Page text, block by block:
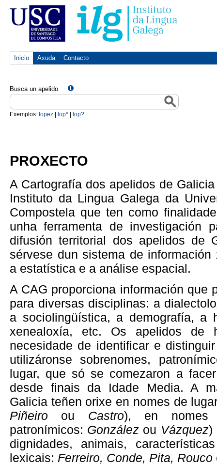
Inicio Axuda Contacto
Busca un apelido
Exemplos: lopez lop* lop?
PROXECTO
A Cartografía dos apelidos de
Instituto da Lingua Galega da
Compostela que ten como
unha ferramenta de investigación
difusión territorial dos apelidos de
sérvese dun sistema de
a estatística e a análise espacial.
A CAG proporciona información que
para diversas disciplinas: a
a sociolingüística, a demografía, a
xenealoxía, etc. Os apelidos de
necesidade de identificar e
utilizáronse sobrenomes,
lugar, que só se comezaron a
desde finais da Idade Media. A
Galicia teñen orixe en nomes de
Piñeiro ou Castro), en nomes
patronímicos: González ou Vázquez)
dignidades, animais,
lexicais: Ferreiro, Conde, Pita, Rouco